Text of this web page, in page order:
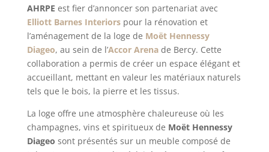
AHRPE est fier d’annoncer son partenariat avec
Elliott Barnes Interiorspour la rénovation et
l’aménagement de la loge de Moët Hennessy
Diageo, au sein de l’Accor Arena de Bercy. Cette
collaboration a permis de créer un espace élégant et
accueillant, mettant en valeur les matériaux naturels
tels que le bois, la pierre et les tissus.
La loge offre une atmosphère chaleureuse où les
champagnes, vins et spiritueux de Moët Hennessy
Diageo sont présentés sur un meuble composé de